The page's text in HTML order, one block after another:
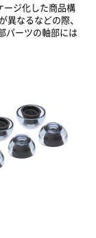
ージ化した商品構
異なるなどの際、
パーツの軸部には